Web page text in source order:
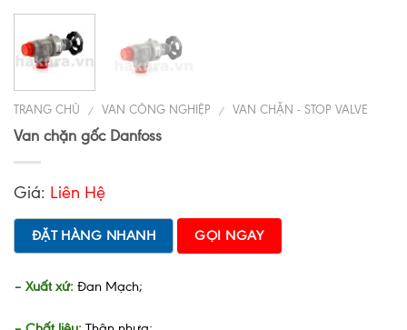
TRANG CHỦ / VAN CÔNG NGHIỆP / VAN CHẶN - STOP VALVE
Van chặn gốc Danfoss
Giá: Liên Hệ
ĐẶT HÀNG NHANH GỌI NGAY
– Xuất xứ: Đan Mạch;